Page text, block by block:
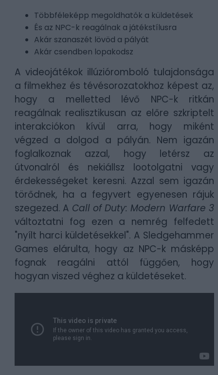
Többféleképp megoldhatók a küldetések
És az NPC-k reagálnak a játékstílusra
Akár szanaszét lövöd a pályát
Akár csendben lopakodsz
A videojátékok illúzióromboló tulajdonsága
a filmekhez és tévésorozatokhoz képest az,
hogy a melletted lévő NPC-k ritkán
reagálnak realisztikusan az előre szkriptelt
interakciókon kívül arra, hogy miként
végzed a dolgod a pályán. Nem igazán
foglalkoznak azzal, hogy letérsz az
útvonalról és nekiállsz lootolgatni vagy
érdekességeket keresni. Azzal sem igazán
törődnek, ha a fegyvert egyenesen rájuk
szegezed. A Call of Duty: Modern Warfare 3
változtatni fog ezen a nemrég felfedett
"nyílt harci küldetésekkel". A Sledgehammer
Games elárulta, hogy az NPC-k másképp
fognak reagálni attól függően, hogy
hogyan viszed véghez a küldetéseket.